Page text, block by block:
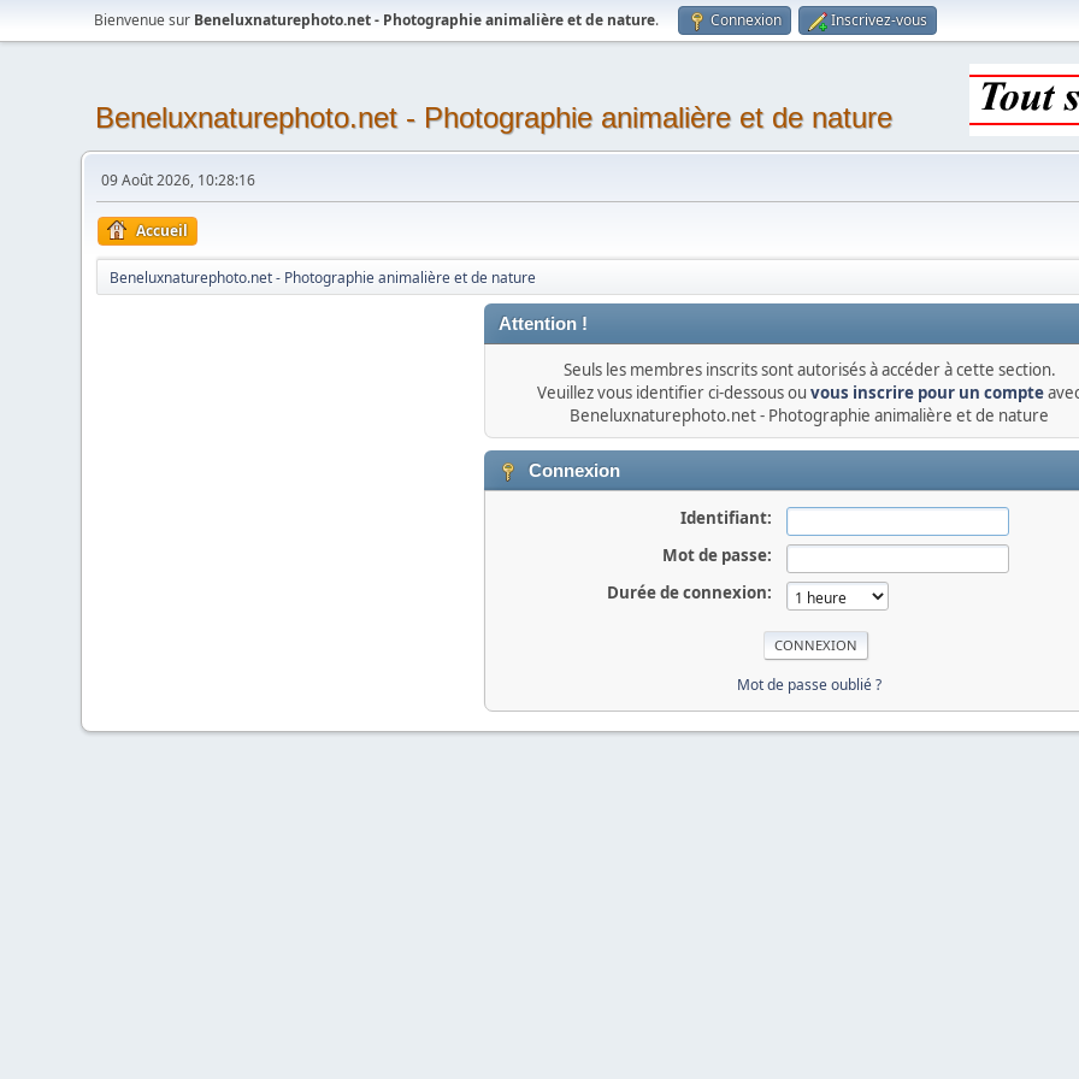
Bienvenue sur Beneluxnaturephoto.net - Photographie animalière et de nature. Connexion Inscrivez-vous
Beneluxnaturephoto.net - Photographie animalière et de nature
09 Août 2026, 10:28:16
Accueil
Beneluxnaturephoto.net - Photographie animalière et de nature
Attention !
Seuls les membres inscrits sont autorisés à accéder à cette section.
Veuillez vous identifier ci-dessous ou vous inscrire pour un compte
Beneluxnaturephoto.net - Photographie animalière et de nature
Connexion
Identifiant:
Mot de passe:
Durée de connexion:
Mot de passe oublié ?